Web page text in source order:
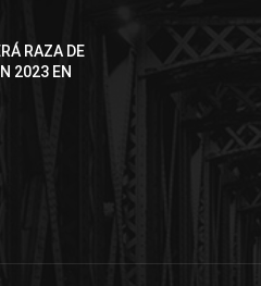
RAZA DE
2023 EN